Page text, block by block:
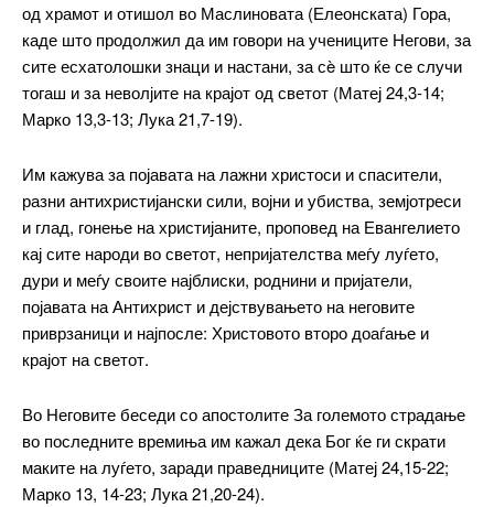
од храмот и отишол во Маслиновата (Елеонската) Гора,
каде што продолжил да им говори на учениците Негови, за
сите есхатолошки знаци и настани, за сè што ќе се случи
тогаш и за неволјите на крајот од светот (Матеј 24,3-14;
Марко 13,3-13; Лука 21,7-19).
Им кажува за појавата на лажни христоси и спасители,
разни антихристијански сили, војни и убиства, земјотреси
и глад, гонење на христијаните, проповед на Евангелието
кај сите народи во светот, непријателства меѓу луѓето,
дури и меѓу своите најблиски, роднини и пријатели,
појавата на Антихрист и дејствувањето на неговите
приврзаници и најпосле: Христовото второ доаѓање и
крајот на светот.
Во Неговите беседи со апостолите За големото страдање
во последните времиња им кажал дека Бог ќе ги скрати
маките на луѓето, заради праведниците (Матеј 24,15-22;
Марко 13, 14-23; Лука 21,20-24).